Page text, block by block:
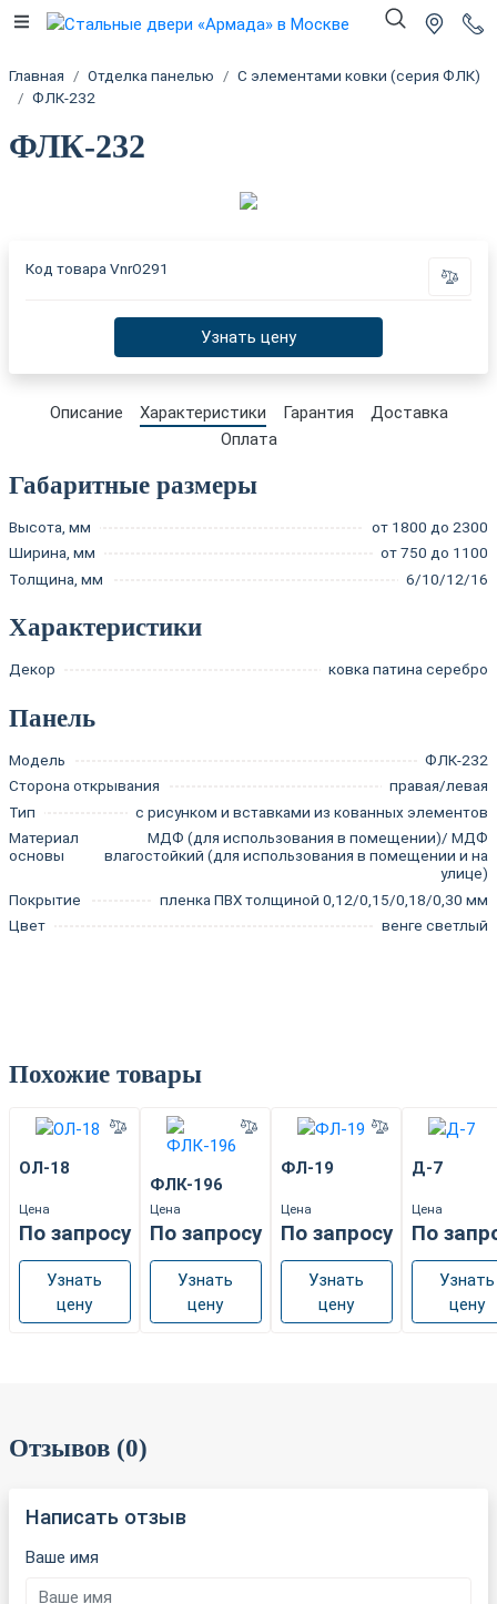
Главная Отделка панелью
С элементами ковки (серия ФЛК)
ФЛК-232
ФЛК-232
Описание Характеристики Гарантия
Доставка
Оплата
Габаритные размеры
Высота, мм
от 1800 до 2300
Ширина, мм
от 750 до 1100
Толщина, мм
6/10/12/16
Характеристики
Декор ковка патина серебро
Панель
Модель
ФЛК-232
Сторона открывания
правая/левая
Тип
с рисунком и вставками из кованных элементов
Материал
основы
МДФ (для использования в помещении)/ МДФ
влагостойкий (для использования в помещении и на
улице)
Покрытие
пленка ПВХ толщиной 0,12/0,15/0,18/0,30 мм
Цвет
венге светлый
Код товара VnrO291
Узнать цену
Похожие товары
ОЛ-18
Цена
По запросу
Узнать
цену
ФЛК-196
Цена
По запросу
Узнать
цену
ФЛ-19
Цена
По запросу
Узнать
цену
Д-7
Цена
По
Узнать
цену
Отзывов (0)
Написать отзыв
Ваше имя